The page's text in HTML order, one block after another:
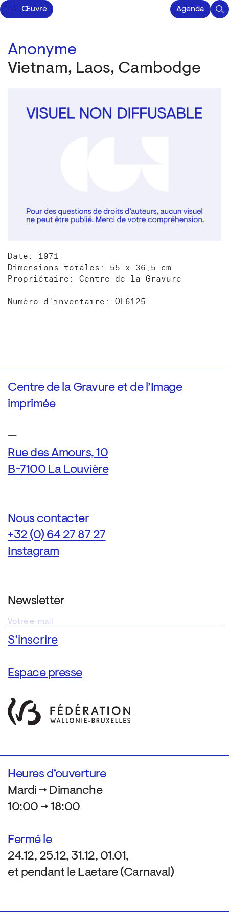
Œuvre Agenda
Anonyme
Vietnam, Laos, Cambodge
Date: 1971
Dimensions totales: 55 x 36,5 cm
Propriétaire: Centre de la Gravure
Numéro d'inventaire: OE6125
Centre de la Gravure et de l’Image
imprimée
—
Rue des Amours, 10
B-7100 La Louvière
Nous contacter
+32 (0) 64 27 87 27
Instagram
Newsletter
Espace presse
Heures d’ouverture
Mardi → Dimanche
10:00 → 18:00
Fermé le
24.12, 25.12, 31.12, 01.01,
et pendant le Laetare (Carnaval)